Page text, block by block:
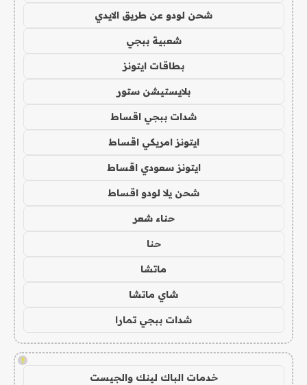
شحن لودو عن طريق الايدي
شعبية ببجي
بطاقات ايتونز
بلايستيشن ستور
شدات ببجي اقساط
ايتونز امريكي اقساط
ايتونز سعودي اقساط
شحن يلا لودو اقساط
حناء شعر
حنا
ماتشا
شاي ماتشا
شدات ببجي تمارا
!
خدمات الباك لينك والجيست